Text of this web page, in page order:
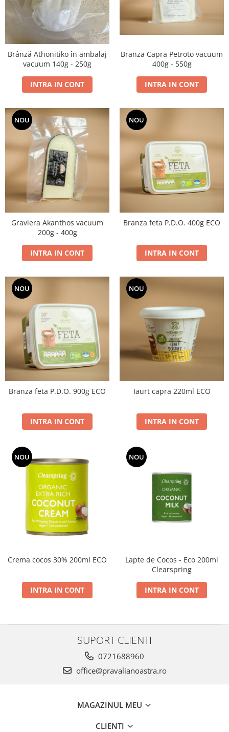
Brânză Athonitiko în ambalaj
vacuum 140g - 250g
INTRA IN CONT
Branza Capra Petroto vacuum
400g - 550g
INTRA IN CONT
NOU
Graviera Akanthos vacuum
200g - 400g
INTRA IN CONT
NOU
Branza feta P.D.O. 400g ECO
INTRA IN CONT
NOU
Branza feta P.D.O. 900g ECO
INTRA IN CONT
NOU
Iaurt capra 220ml ECO
INTRA IN CONT
NOU
Crema cocos 30% 200ml ECO
INTRA IN CONT
NOU
Lapte de Cocos - Eco 200ml
Clearspring
INTRA IN CONT
SUPORT CLIENTI
0721688960
office@pravalianoastra.ro
MAGAZINUL MEU
CLIENTI